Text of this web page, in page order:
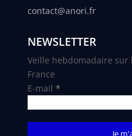
contact@anori.fr
NEWSLETTER
Veille hebdomadaire sur
France
E-mail *